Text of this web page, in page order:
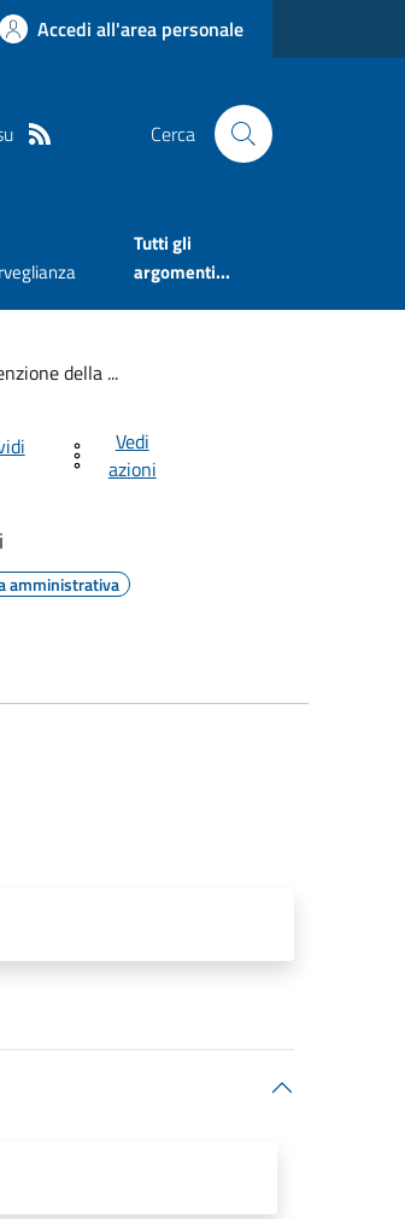
Accedi all'area personale
Cerca
Tutti gli
argomenti...
della ...
Vedi
azioni
amministrativa